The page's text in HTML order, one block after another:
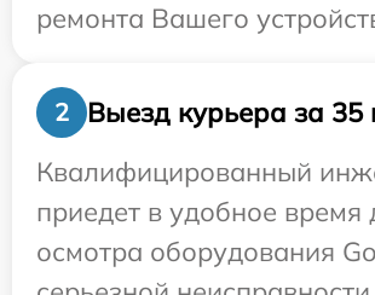
ремонта Вашего
2
Выезд курьера за 35
Квалифицированный
приедет в удобное время
осмотра оборудования